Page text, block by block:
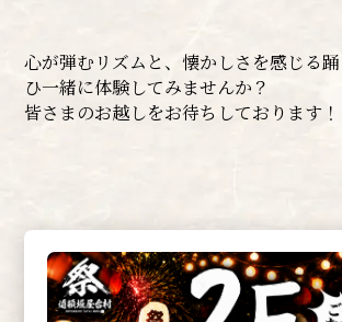
心が弾むリズムと、懐かしさを感じる
ひ一緒に体験してみませんか？
皆さまのお越しをお待ちしております！